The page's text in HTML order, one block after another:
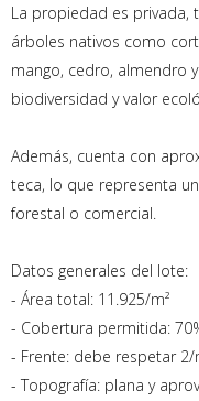
La propiedad es privada,
árboles nativos como
mango, cedro, almendro
biodiversidad y valor
Además, cuenta con
teca, lo que representa
forestal o comercial.
Datos generales del lote:
- Área total: 11.925/m²
- Cobertura permitida:
- Frente: debe respetar
- Topografía: plana y